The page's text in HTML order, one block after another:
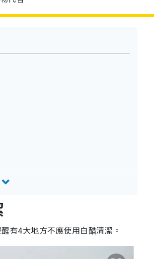
水垢
有4大地方不應使用白醋清潔。